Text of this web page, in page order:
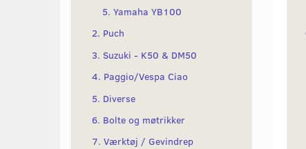
5. Yamaha YB100
2. Puch
3. Suzuki - K50 & DM50
4. Paggio/Vespa Ciao
5. Diverse
6. Bolte og møtrikker
7. Værktøj / Gevindrep